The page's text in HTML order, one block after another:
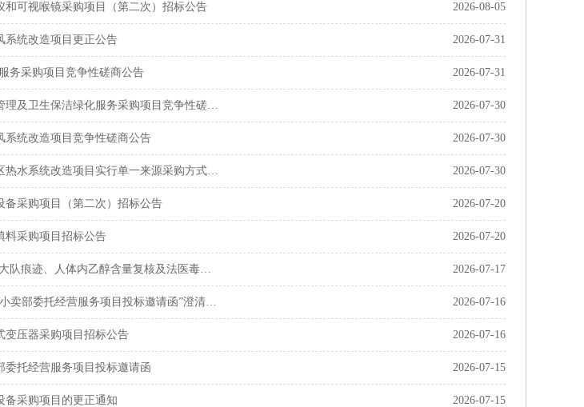
可视喉镜采购项目（第二次）招标公告 2026-08-05
系统改造项目更正公告 2026-07-31
务采购项目竞争性磋商公告 2026-07-31
卫生保洁绿化服务采购项目竞争性磋商公告 2026-07-30
系统改造项目竞争性磋商公告 2026-07-30
项目实行单一来源采购方式的公示 （项目编号：JM202... 2026-07-30
备采购项目（第二次）招标公告 2026-07-20
料采购项目招标公告 2026-07-20
内乙醇含量复核及法医毒物司法鉴定服务项目竞争性... 2026-07-17
部委托经营服务项目投标邀请函”澄清通知 2026-07-16
变压器采购项目招标公告 2026-07-16
委托经营服务项目投标邀请函 2026-07-15
备采购项目的更正通知 2026-07-15